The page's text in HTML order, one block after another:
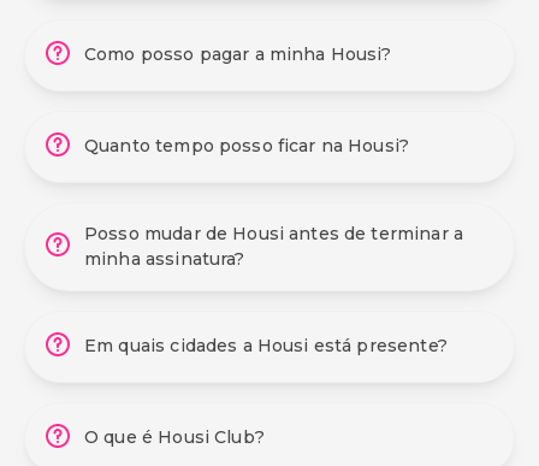
Como posso pagar a minha Housi?
Quanto tempo posso ficar na Housi?
Posso mudar de Housi antes de terminar a
minha assinatura?
Em quais cidades a Housi está presente?
O que é Housi Club?